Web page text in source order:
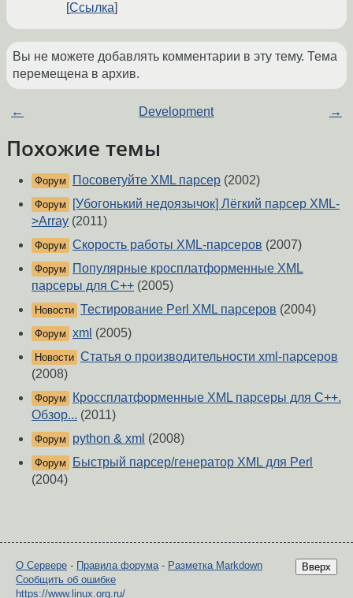
Ссылка
Вы не можете добавлять комментарии в эту тему. Тема
перемещена в архив.
← Development →
Похожие темы
Форум Посоветуйте XML парсер (2002)
Форум
[Убогонький недоязычок] Лёгкий парсер XML-
>Array (2011)
Форум Скорость работы XML-парсеров (2007)
Форум
Популярные кросплатформенные XML
парсеры для C++ (2005)
Новости Тестирование Perl XML парсеров (2004)
Форум xml (2005)
Новости Статья о производительности xml-парсеров
(2008)
Форум
Кроссплатформенные XML парсеры для C++.
Обзор... (2011)
Форум python & xml (2008)
Форум
Быстрый парсер/генератор XML для Perl
(2004)
Вверх
О Сервере - Правила форума- Разметка Markdown
Сообщить об ошибке
https://www.linux.org.ru/